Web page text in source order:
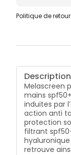
Politique de retour
Description
Melascreen
mains
induites par
action anti
protection
filtrant
retrouve